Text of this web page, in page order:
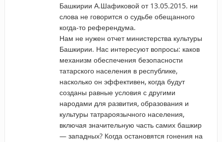
Башкирии А.Шафиковой от 13.05.2015. ни
слова не говорится о судьбе обещанного
когда-то референдума.
Нам не нужен отчет министерства культуры
Башкирии. Нас интересуют вопросы: каков
механизм обеспечения безопасности
татарского населения в республике,
насколько он эффективен, когда будут
созданы равные условия с другими
народами для развития, образования и
культуры татрароязычного населения,
включая значительную часть самих башкир
— западных? Когда остановятся гонения на